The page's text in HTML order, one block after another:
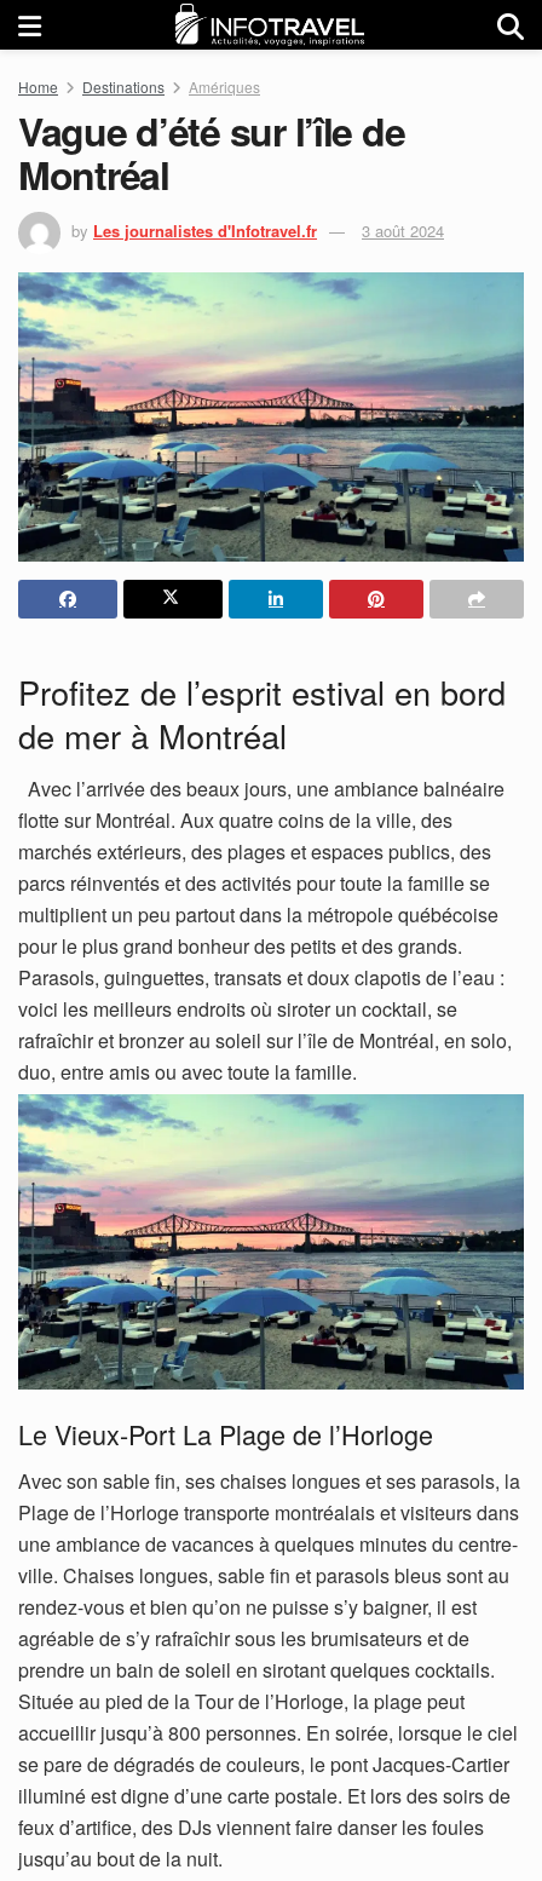
Home Destinations Amériques
Vague d’été sur l’île de
Montréal
by Les journalistes d'Infotravel.fr 3 août 2024
Profitez de l’esprit estival en bord
de mer à Montréal
Avec l’arrivée des beaux jours, une ambiance balnéaire
flotte sur Montréal. Aux quatre coins de la ville, des
marchés extérieurs, des plages et espaces publics, des
parcs réinventés et des activités pour toute la famille se
multiplient un peu partout dans la métropole québécoise
pour le plus grand bonheur des petits et des grands.
Parasols, guinguettes, transats et doux clapotis de l’eau :
voici les meilleurs endroits où siroter un cocktail, se
rafraîchir et bronzer au soleil sur l’île de Montréal, en solo,
duo, entre amis ou avec toute la famille.
Le Vieux-Port La Plage de l’Horloge
Avec son sable fin, ses chaises longues et ses parasols, la
Plage de l’Horloge transporte montréalais et visiteurs dans
une ambiance de vacances à quelques minutes du centre-
ville. Chaises longues, sable fin et parasols bleus sont au
rendez-vous et bien qu’on ne puisse s’y baigner, il est
agréable de s’y rafraîchir sous les brumisateurs et de
prendre un bain de soleil en sirotant quelques cocktails.
Située au pied de la Tour de l’Horloge, la plage peut
accueillir jusqu’à 800 personnes. En soirée, lorsque le ciel
se pare de dégradés de couleurs, le pont Jacques-Cartier
illuminé est digne d’une carte postale. Et lors des soirs de
feux d’artifice, des DJs viennent faire danser les foules
jusqu’au bout de la nuit.